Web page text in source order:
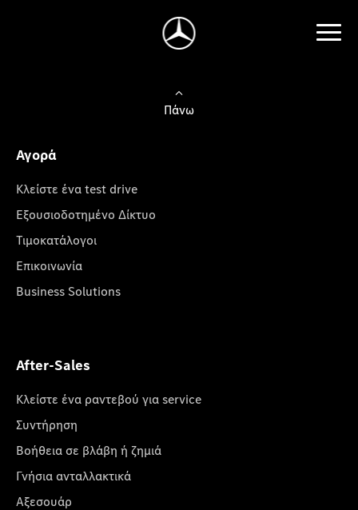
Πάνω
Αγορά
Κλείστε ένα test drive
Εξουσιοδοτημένο Δίκτυο
Τιμοκατάλογοι
Επικοινωνία
Business Solutions
After-Sales
Κλείστε ένα ραντεβού για service
Συντήρηση
Βοήθεια σε βλάβη ή ζημιά
Γνήσια ανταλλακτικά
Αξεσουάρ